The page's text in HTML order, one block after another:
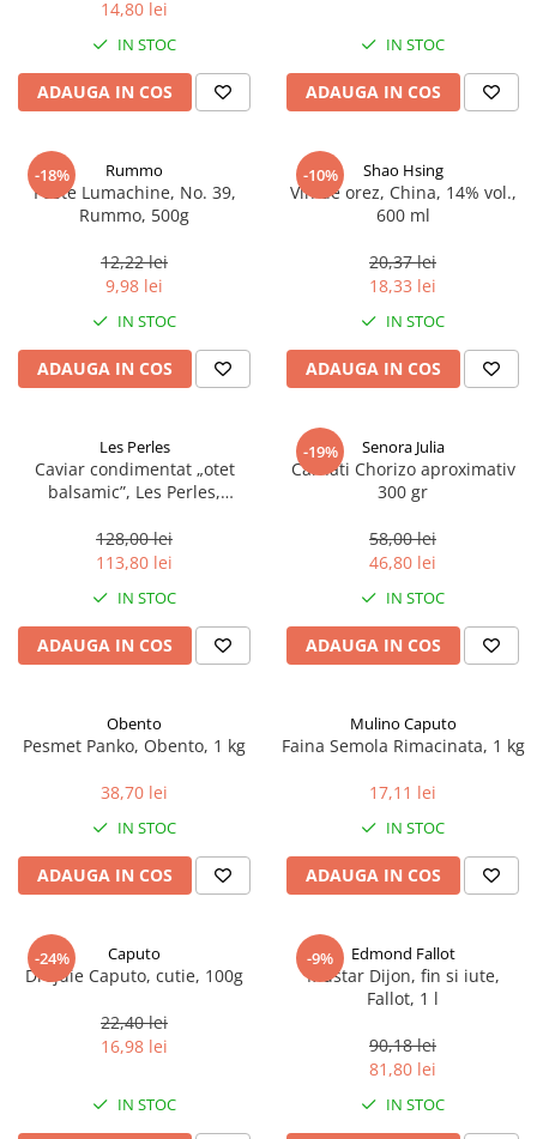
14,80 lei
IN STOC
ADAUGA IN COS
IN STOC
ADAUGA IN COS
-18% Rummo
Paste Lumachine, No. 39,
Rummo, 500g
12,22 lei
9,98 lei
IN STOC
ADAUGA IN COS
-10% Shao Hsing
Vin de orez, China, 14% vol.,
600 ml
20,37 lei
18,33 lei
IN STOC
ADAUGA IN COS
Les Perles
Caviar condimentat „otet
balsamic”, Les Perles,
sferice, 200 g
128,00 lei
113,80 lei
IN STOC
ADAUGA IN COS
-19% Senora Julia
Carnati Chorizo aproximativ
300 gr
58,00 lei
46,80 lei
IN STOC
ADAUGA IN COS
Obento
Pesmet Panko, Obento, 1 kg
38,70 lei
IN STOC
ADAUGA IN COS
Mulino Caputo
Faina Semola Rimacinata, 1 kg
17,11 lei
IN STOC
ADAUGA IN COS
-24% Caputo
Drojdie Caputo, cutie, 100g
22,40 lei
16,98 lei
IN STOC
-9% Edmond Fallot
Mustar Dijon, fin si iute,
Fallot, 1 l
90,18 lei
81,80 lei
IN STOC